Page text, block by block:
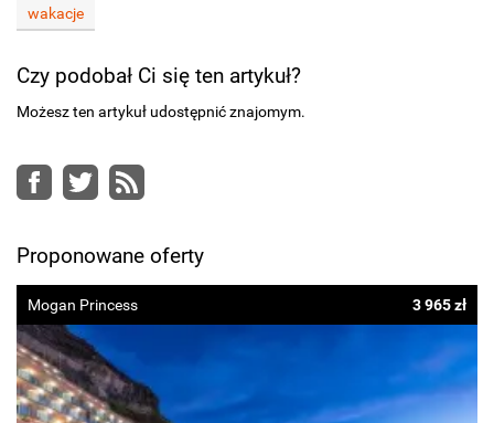
wakacje
Czy podobał Ci się ten artykuł?
Możesz ten artykuł udostępnić znajomym.
Facebook
Twitter
RSS
Proponowane oferty
Mogan Princess 3 965 zł